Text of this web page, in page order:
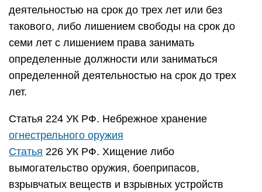
деятельностью на срок до трех лет или без
такового, либо лишением свободы на срок до
семи лет с лишением права занимать
определенные должности или заниматься
определенной деятельностью на срок до трех
лет.
Статья 224 УК РФ. Небрежное хранение
огнестрельного оружия
Статья 226 УК РФ. Хищение либо
вымогательство оружия, боеприпасов,
взрывчатых веществ и взрывных устройств